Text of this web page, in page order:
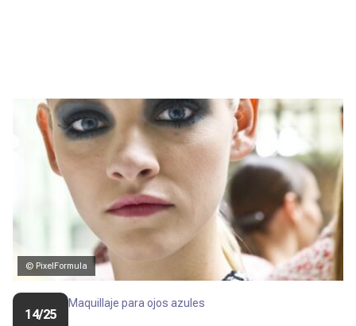
© PixelFormula
14/25
Maquillaje para ojos azules